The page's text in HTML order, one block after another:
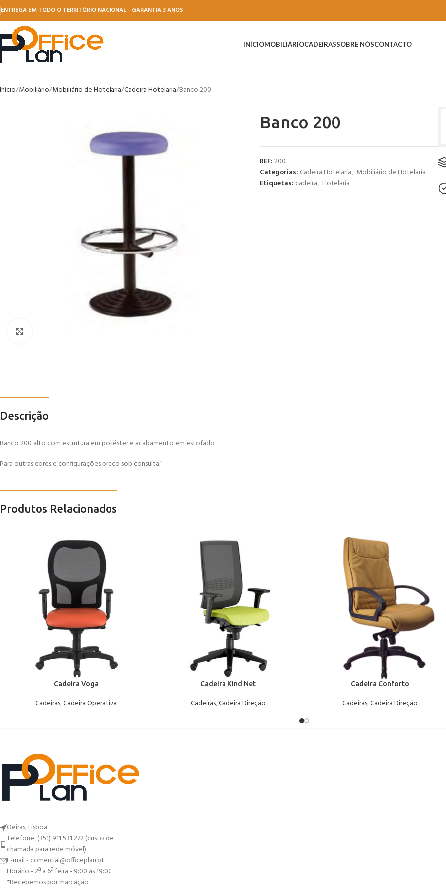
ENTREGA EM TODO O TERRITÓRIO NACIONAL - GARANTIA 3 ANOS
INÍCIOMOBILIÁRIOCADEIRASSOBRE NÓSCONTACTO
Início Mobiliário Mobiliário de Hotelaria Cadeira Hotelaria Banco 200
Banco 200
REF:200
Categorias: Cadeira Hotelaria, Mobiliário de Hotelaria
Etiquetas: cadeira, Hotelaria
Descrição
Banco 200 alto com estrutura em poliéster e acabamento em estofado
Para outras cores e configurações preço sob consulta.”
Produtos Relacionados
Cadeira Voga
Cadeiras,Cadeira Operativa
Cadeira Kind Net
Cadeiras,Cadeira Direção
Cadeira Conforto
Cadeiras,Cadeira Direção
Oeiras, Lisboa
Telefone: (351) 911 531 272 (custo de
chamada para rede móvel)
E-mail - comercial@officeplan.pt
Horário - 2ª a 6ª feira - 9:00 às 19:00
*Recebemos por marcação